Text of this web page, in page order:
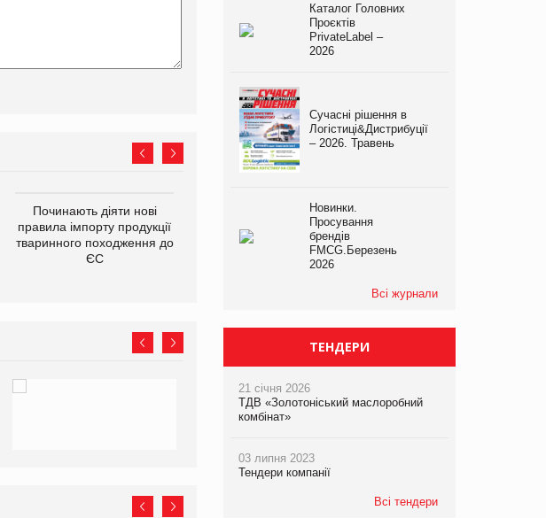
Починають діяти нові
правила імпорту продукції
тваринного походження до
ЄС
Аргентина повертається з
продуктами птахівництва
на європейський ринок
Каталог Головних
Проєктів
PrivateLabel –
2026
Сучасні рішення в
Логістиці&Дистрибуції
– 2026. Травень
Новинки.
Просування
брендів
FMCG.Березень
2026
Всі журнали
ТЕНДЕРИ
21 січня 2026
ТДВ «Золотоніський маслоробний
комбінат»
03 липня 2023
Тендери компанії
Всі тендери